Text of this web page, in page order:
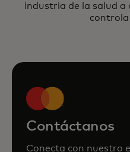
industria de la salud
controla
Contáctanos
Conecta con nuestro